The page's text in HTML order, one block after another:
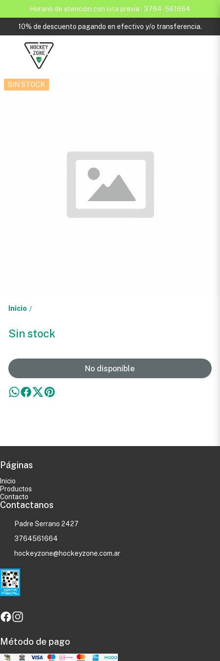
Horario de atención con cita previa : 3764-561664
10% de descuento pagando en efectivo y/o transferencia.
SIN STOCK
Inicio /
Sin stock
No disponible
Páginas
Inicio
Productos
Contacto
Contactanos
Padre Serrano 2427
3764561664
hockeyzone@hockeyzone.com.ar
Método de pago